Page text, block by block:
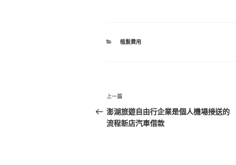
分
植髮費用
文
章
導
上
一
篇
上一篇
澎湖旅遊自由行企業是個人機場接送的
流程新店汽車借款